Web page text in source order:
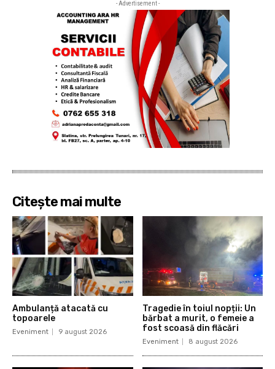
- Advertisement -
Citește mai multe
Ambulanță atacată cu
topoarele
Eveniment 9 august 2026
Tragedie în toiul nopții: Un
bărbat a murit, o femeie a
fost scoasă din flăcări
Eveniment 8 august 2026